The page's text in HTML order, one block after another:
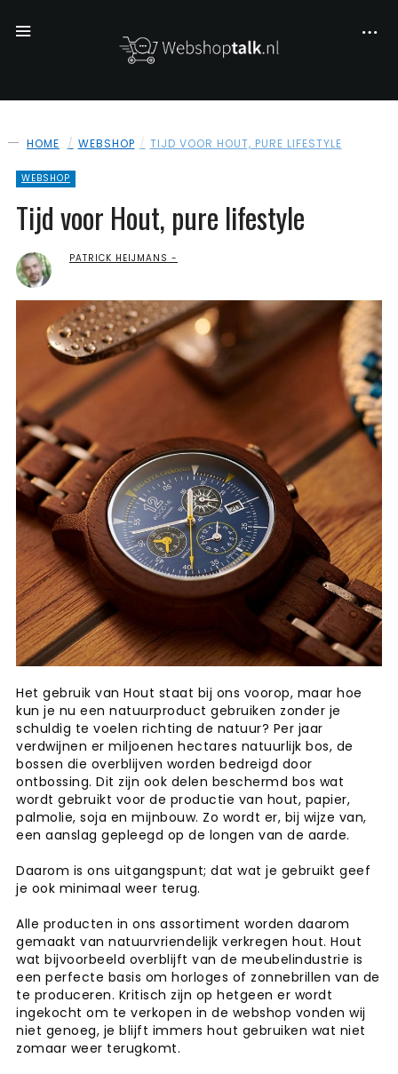
HOME WEBSHOP TIJD VOOR HOUT, PURE LIFESTYLE
WEBSHOP
Tijd voor Hout, pure lifestyle
PATRICK HEIJMANS
Het gebruik van Hout staat bij ons voorop, maar hoe
kun je nu een natuurproduct gebruiken zonder je
schuldig te voelen richting de natuur? Per jaar
verdwijnen er miljoenen hectares natuurlijk bos, de
bossen die overblijven worden bedreigd door
ontbossing. Dit zijn ook delen beschermd bos wat
wordt gebruikt voor de productie van hout, papier,
palmolie, soja en mijnbouw. Zo wordt er, bij wijze van,
een aanslag gepleegd op de longen van de aarde.
Daarom is ons uitgangspunt; dat wat je gebruikt geef
je ook minimaal weer terug.
Alle producten in ons assortiment worden daarom
gemaakt van natuurvriendelijk verkregen hout. Hout
wat bijvoorbeeld overblijft van de meubelindustrie is
een perfecte basis om horloges of zonnebrillen van de
te produceren. Kritisch zijn op hetgeen er wordt
ingekocht om te verkopen in de webshop vonden wij
niet genoeg, je blijft immers hout gebruiken wat niet
zomaar weer terugkomt.